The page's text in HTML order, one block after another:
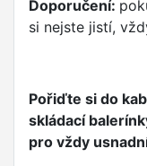
Doporučení:
si nejste jistí,
Pořiďte si do
skládací
pro vždy